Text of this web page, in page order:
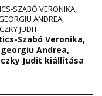
SZABÓ VERONIKA,
ANDREA,
JUDIT
Szabó Veronika,
Andrea,
Judit kiállítása